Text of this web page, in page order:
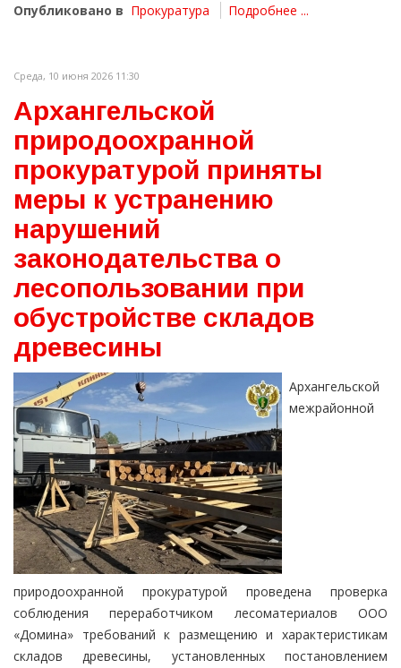
Опубликовано в Прокуратура Подробнее ...
Среда, 10 июня 2026 11:30
Архангельской
природоохранной
прокуратурой приняты
меры к устранению
нарушений
законодательства о
лесопользовании при
обустройстве складов
древесины
Архангельской
межрайонной
природоохранной прокуратурой проведена проверка
соблюдения переработчиком лесоматериалов ООО
«Домина» требований к размещению и характеристикам
складов древесины, установленных постановлением